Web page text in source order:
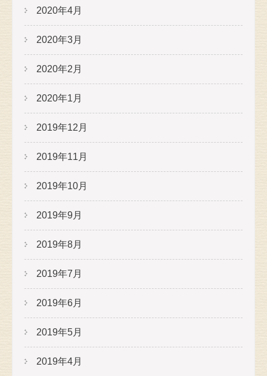
2020年4月
2020年3月
2020年2月
2020年1月
2019年12月
2019年11月
2019年10月
2019年9月
2019年8月
2019年7月
2019年6月
2019年5月
2019年4月